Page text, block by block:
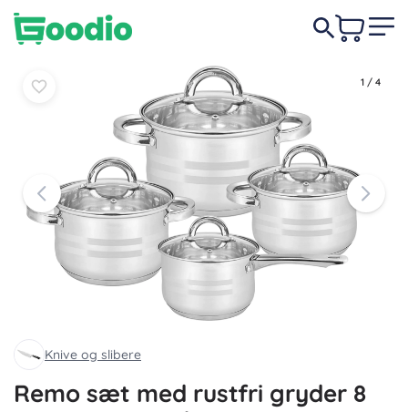
1 / 4
Knive og slibere
Remo sæt med rustfri gryder 8
249 DKK
Læg i